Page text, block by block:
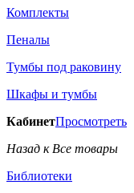
Комплекты
Пеналы
Тумбы под раковину
Шкафы и тумбы
КабинетПросмотреть
Назад к Все товары
Библиотеки